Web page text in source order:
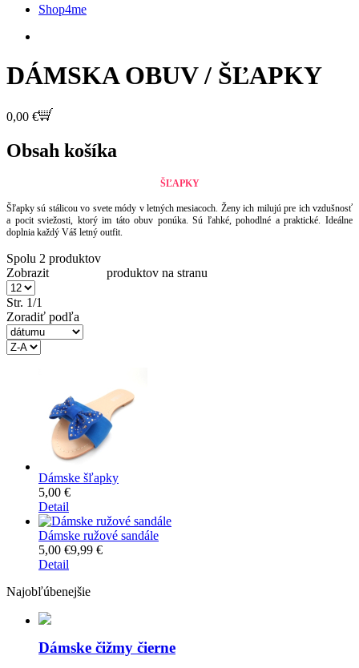
Shop4me
DÁMSKA OBUV / ŠĽAPKY
0,00 €
Obsah košíka
ŠĽAPKY
Šľapky sú stálicou vo svete módy v letných mesiacoch. Ženy ich milujú pre ich vzdušnosť
a pocit sviežosti, ktorý im táto obuv ponúka. Sú ľahké, pohodlné a praktické. Ideálne
doplnia každý Váš letný outfit.
Spolu 2 produktov
Zobrazit produktov na stranu
Str. 1/1
Zoradiť podľa
Dámske šľapky
5,00 €
Detail
Dámske ružové sandále
5,00 €9,99 €
Detail
Najobľúbenejšie
Dámske čižmy čierne